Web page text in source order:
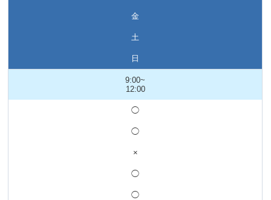
金
土
日
9:00~
12:00
◯
◯
×
◯
◯